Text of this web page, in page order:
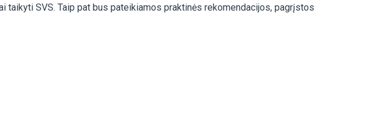
taikyti SVS. Taip pat bus pateikiamos praktinės rekomendacijos, pagrįstos